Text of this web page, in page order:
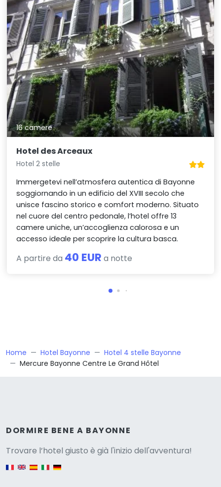
16 camere
Hotel des Arceaux
Hotel 2 stelle
Immergetevi nell’atmosfera autentica di Bayonne
soggiornando in un edificio del XVIII secolo che
unisce fascino storico e comfort moderno. Situato
nel cuore del centro pedonale, l’hotel offre 13
camere uniche, un’accoglienza calorosa e un
accesso ideale per scoprire la cultura basca.
A partire da 40 EUR a notte
Home Hotel Bayonne
Hotel 4 stelle Bayonne
Mercure Bayonne Centre Le Grand Hôtel
DORMIRE BENE A BAYONNE
Trovare l’hotel giusto è già l'inizio dell'avventura!
English version